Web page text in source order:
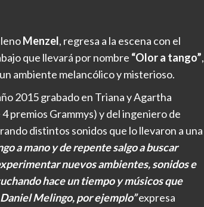
Menzel, regresa a la escena con el
que llevará por nombre “Olor a tango”,
ambiente melancólico y misterioso.
2015 grabado en Triana y Agartha
premios Grammys) y del ingeniero de
distintos sonidos que lo llevaron a una
a mano y de repente salgo a buscar
nuevos ambientes, sonidos e
hace un tiempo y músicos que
Melingo, por ejemplo”expresa